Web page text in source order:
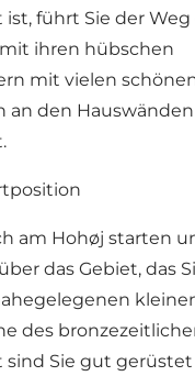
ist, führt Sie der
ihren hübschen
mit vielen
an den
am Hohøj starten
das Gebiet, das
des
sind Sie gut